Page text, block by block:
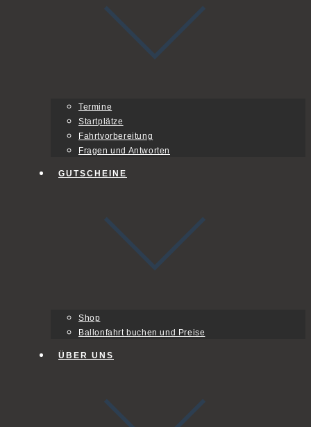
Termine
Startplätze
Fahrtvorbereitung
Fragen und Antworten
GUTSCHEINE
Shop
Ballonfahrt buchen und Preise
ÜBER UNS